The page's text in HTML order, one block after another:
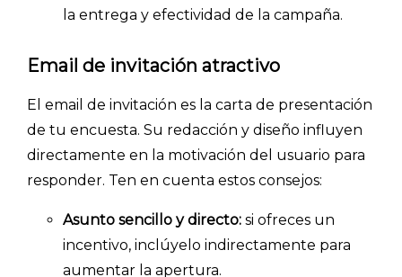
INICIO
CÓMO FUNCIONA
la entrega y efectividad de la campaña.
Email de invitación atractivo
El email de invitación es la carta de presentación
de tu encuesta. Su redacción y diseño influyen
directamente en la motivación del usuario para
responder. Ten en cuenta estos consejos:
Asunto sencillo y directo: si ofreces un
incentivo, inclúyelo indirectamente para
aumentar la apertura.